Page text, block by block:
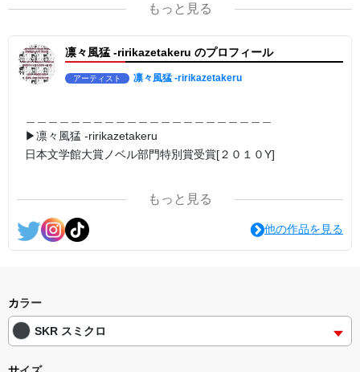
<作品情報> -Thank you for your time.
▶︎弛まぬ言霊
第1作品:日本語版 ASIN:B078LJFK97
https://amzn.asia/d/ipdf8cX
#小説 #ロードムービー系 #ミュージカル調
ASIN: B08NJGYHX2
https://amzn.asia/d/1nwVIb6
https://amzn.asia/d/7GbUq3Z
▶︎burning gaze like a sting
▶︎求めない惑星 -New!!-
第2作品:小説/絵本版
ASIN: B0D2VSHMZ6
もっと見る
凛々風猛 -ririkazetakeru のプロフィール
アーティスト 凛々風猛 -ririkazetakeru
▶︎凛々風猛 -ririkazetakeru
日本文学館大賞ノベル部門特別賞受賞[２０１０Y]
<作品情報:配信中.> -Thank you for your time.
＿＿＿＿＿＿＿＿＿＿＿＿＿＿＿＿＿＿＿＿＿＿
＜著者 : 作詞＞ 凛々風 猛 -リリカゼタケル
日本語版: https://amzn.asia/d/ipdf8cX
英語版: https://amzn.asia/d/1nwVIb6
もっと見る
他の作品を見る
カラー
SKR スミクロ